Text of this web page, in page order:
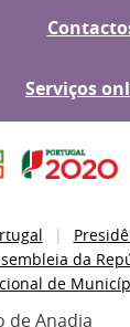
Serviços
da
de
de Anadia